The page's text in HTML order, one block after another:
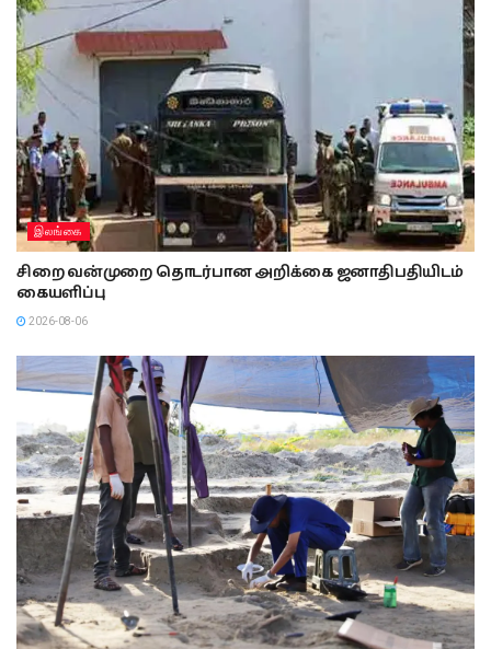
இலங்கை
சிறை வன்முறை தொடர்பான அறிக்கை ஜனாதிபதியிடம்
கையளிப்பு
2026-08-06